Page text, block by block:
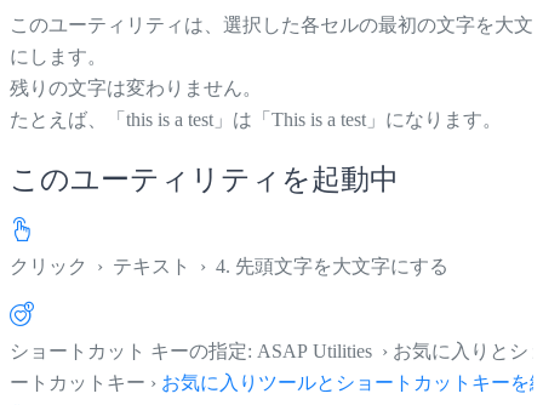
このユーティリティは、選択した各セルの最初の文字を大文
にします。
残りの文字は変わりません。
たとえば、「this is a test」は「This is a test」になります。
このユーティリティを起動中
クリック › テキスト › 4. 先頭文字を大文字にする
ショートカット キーの指定: ASAP Utilities › お気に入りとシ
ートカットキー › お気に入りツールとショートカットキーを